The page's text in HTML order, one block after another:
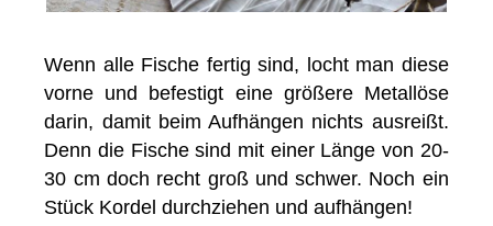
Wenn alle Fische fertig sind, locht man diese
vorne und befestigt eine größere Metallöse
darin, damit beim Aufhängen nichts ausreißt.
Denn die Fische sind mit einer Länge von 20-
30 cm doch recht groß und schwer. Noch ein
Stück Kordel durchziehen und aufhängen!